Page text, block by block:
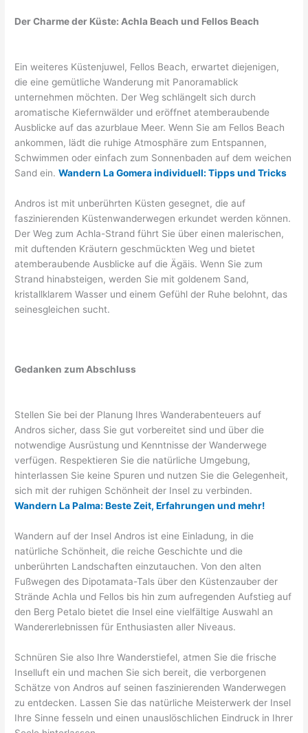
Der Charme der Küste: Achla Beach und Fellos Beach
Ein weiteres Küstenjuwel, Fellos Beach, erwartet diejenigen,
die eine gemütliche Wanderung mit Panoramablick
unternehmen möchten. Der Weg schlängelt sich durch
aromatische Kiefernwälder und eröffnet atemberaubende
Ausblicke auf das azurblaue Meer. Wenn Sie am Fellos Beach
ankommen, lädt die ruhige Atmosphäre zum Entspannen,
Schwimmen oder einfach zum Sonnenbaden auf dem weichen
Sand ein.Wandern La Gomera individuell: Tipps und Tricks
Andros ist mit unberührten Küsten gesegnet, die auf
faszinierenden Küstenwanderwegen erkundet werden können.
Der Weg zum Achla-Strand führt Sie über einen malerischen,
mit duftenden Kräutern geschmückten Weg und bietet
atemberaubende Ausblicke auf die Ägäis. Wenn Sie zum
Strand hinabsteigen, werden Sie mit goldenem Sand,
kristallklarem Wasser und einem Gefühl der Ruhe belohnt, das
seinesgleichen sucht.
Gedanken zum Abschluss
Stellen Sie bei der Planung Ihres Wanderabenteuers auf
Andros sicher, dass Sie gut vorbereitet sind und über die
notwendige Ausrüstung und Kenntnisse der Wanderwege
verfügen. Respektieren Sie die natürliche Umgebung,
hinterlassen Sie keine Spuren und nutzen Sie die Gelegenheit,
sich mit der ruhigen Schönheit der Insel zu verbinden.
Wandern La Palma: Beste Zeit, Erfahrungen und mehr!
Wandern auf der Insel Andros ist eine Einladung, in die
natürliche Schönheit, die reiche Geschichte und die
unberührten Landschaften einzutauchen. Von den alten
Fußwegen des Dipotamata-Tals über den Küstenzauber der
Strände Achla und Fellos bis hin zum aufregenden Aufstieg auf
den Berg Petalo bietet die Insel eine vielfältige Auswahl an
Wandererlebnissen für Enthusiasten aller Niveaus.
Schnüren Sie also Ihre Wanderstiefel, atmen Sie die frische
Inselluft ein und machen Sie sich bereit, die verborgenen
Schätze von Andros auf seinen faszinierenden Wanderwegen
zu entdecken. Lassen Sie das natürliche Meisterwerk der Insel
Ihre Sinne fesseln und einen unauslöschlichen Eindruck in Ihrer